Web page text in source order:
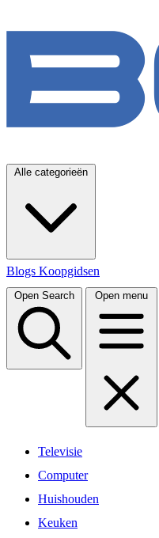
Alle categorieën
Blogs Koopgidsen
Open Search Open menu
Televisie
Computer
Huishouden
Keuken